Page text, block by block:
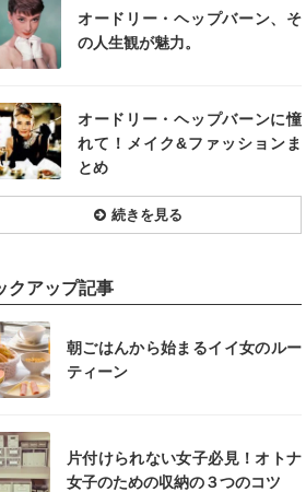
オードリー・ヘップバーン、そ
の人生観が魅力。
オードリー・ヘップバーンに憧
れて！メイク&ファッションま
とめ
続きを見る
クアップ記事
朝ごはんから始まるイイ女のルー
ティーン
片付けられない女子必見！オトナ
女子のための収納の３つのコツ